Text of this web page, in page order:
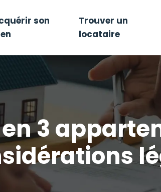
son
Trouver un
locataire
3